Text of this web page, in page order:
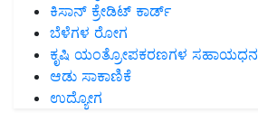
ಕಿಸಾನ್ ಕ್ರೇಡಿಟ್ ಕಾರ್ಡ್
ಬೆಳೆಗಳ ರೋಗ
ಕೃಷಿ ಯಂತ್ರೋಪಕರಣಗಳ ಸಹಾಯಧನ
ಆಡು ಸಾಕಾಣಿಕೆ
ಉದ್ಯೋಗ